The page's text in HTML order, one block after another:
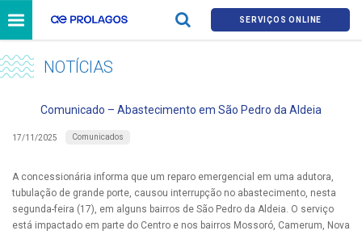
SERVIÇOS ONLINE
NOTÍCIAS
Comunicado – Abastecimento em São Pedro da Aldeia
17/11/2025 Comunicados
A concessionária informa que um reparo emergencial em uma adutora,
tubulação de grande porte, causou interrupção no abastecimento, nesta
segunda-feira (17), em alguns bairros de São Pedro da Aldeia. O serviço
está impactado em parte do Centro e nos bairros Mossoró, Camerum, Nova